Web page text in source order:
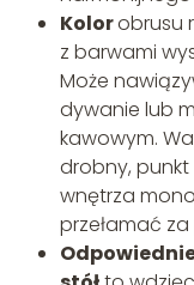
Kolorobrusu
z barwami
Może
dywanie lub
kawowym.
drobny, punkt
wnętrza
przełamać